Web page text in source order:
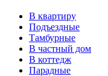
В квартиру
Подъездные
Тамбурные
В частный дом
В коттедж
Парадные